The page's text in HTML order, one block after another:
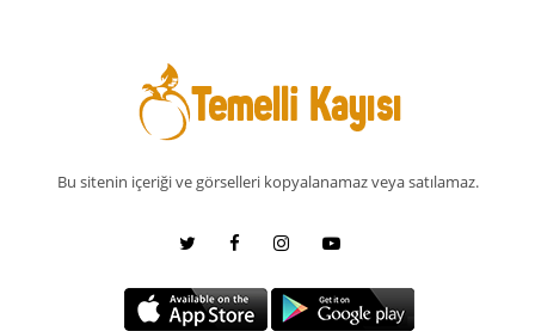
Bu sitenin içeriği ve görselleri kopyalanamaz veya satılamaz.